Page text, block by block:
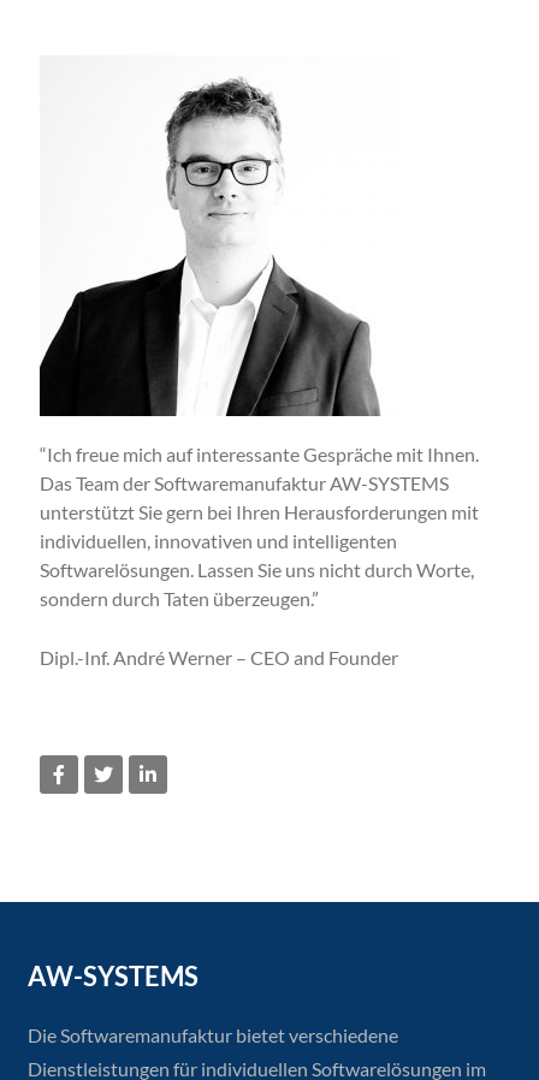
“Ich freue mich auf interessante Gespräche mit Ihnen.
Das Team der Softwaremanufaktur AW-SYSTEMS
unterstützt Sie gern bei Ihren Herausforderungen mit
individuellen, innovativen und intelligenten
Softwarelösungen. Lassen Sie uns nicht durch Worte,
sondern durch Taten überzeugen.”
Dipl.-Inf. André Werner – CEO and Founder
AW-SYSTEMS
Die Softwaremanufaktur bietet verschiedene
Dienstleistungen für individuellen Softwarelösungen im